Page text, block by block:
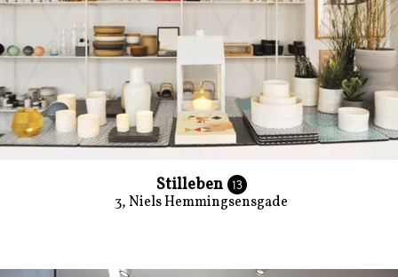
Stilleben 13
3, Niels Hemmingsensgade